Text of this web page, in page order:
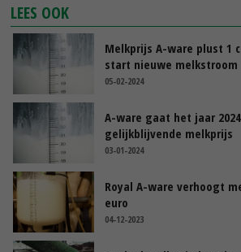
LEES OOK
Melkprijs A-ware plust 1
start nieuwe melkstroom
05-02-2024
A-ware gaat het jaar
gelijkblijvende melkprijs
03-01-2024
Royal A-ware verhoogt
euro
04-12-2023